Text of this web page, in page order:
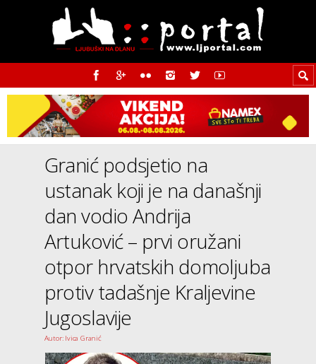
Granić podsjetio na
ustanak koji je na današnji
dan vodio Andrija
Artuković – prvi oružani
otpor hrvatskih domoljuba
protiv tadašnje Kraljevine
Jugoslavije
Autor: Ivica Granić